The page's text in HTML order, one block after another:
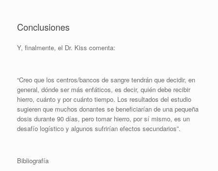
Conclusiones
Y, finalmente, el Dr. Kiss comenta:
“Creo que los centros/bancos de sangre tendrán que decidir, en
general, dónde ser más enfáticos, es decir, quién debe recibir
hierro, cuánto y por cuánto tiempo. Los resultados del estudio
sugieren que muchos donantes se beneficiarían de una pequeña
dosis durante 90 días, pero tomar hierro, por sí mismo, es un
desafío logístico y algunos sufrirían efectos secundarios”.
Bibliografía